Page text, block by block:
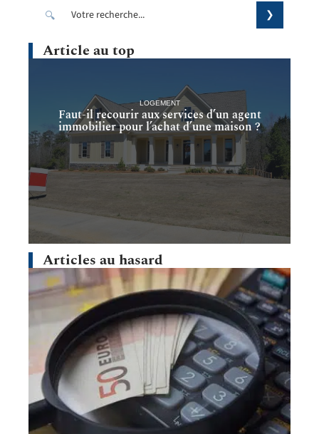
Article au top
LOGEMENT
Faut-il recourir aux services d’un agent
immobilier pour l’achat d’une maison ?
Articles au hasard